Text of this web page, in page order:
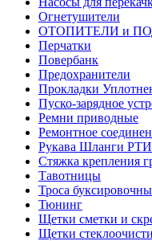
Огнетушители
ОТОПИТЕЛИ и
Перчатки
Повербанк
Предохранители
Прокладки
Пуско-зарядное
Ремни приводные
Ремонтное
Рукава Шланги РТИ
Стяжка крепления
Тавотницы
Троса
Тюнинг
Щетки сметки и
Щетки